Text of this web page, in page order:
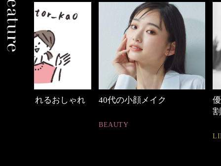
40代の小顔メイク
優木まおみさん「